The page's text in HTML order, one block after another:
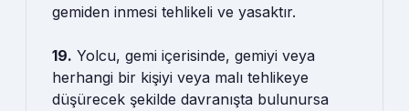
gemiden inmesi tehlikeli ve yasaktır.
19. Yolcu, gemi içerisinde, gemiyi veya
herhangi bir kişiyi veya malı tehlikeye
düşürecek şekilde davranışta bulunursa